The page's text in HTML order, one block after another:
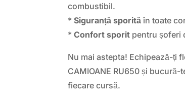
combustibil.
*Siguranță sporităîn toate
*Confort sporit pentru șoferi
Nu mai astepta! Echipează-ți
CAMIOANE RU650 și
fiecare cursă.